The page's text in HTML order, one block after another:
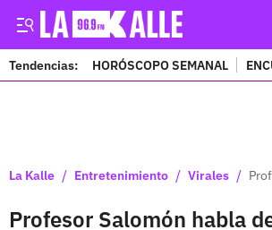
Tendencias: HORÓSCOPO SEMANAL
La Kalle / Entretenimiento / Virales /
Profesor Salomón habla